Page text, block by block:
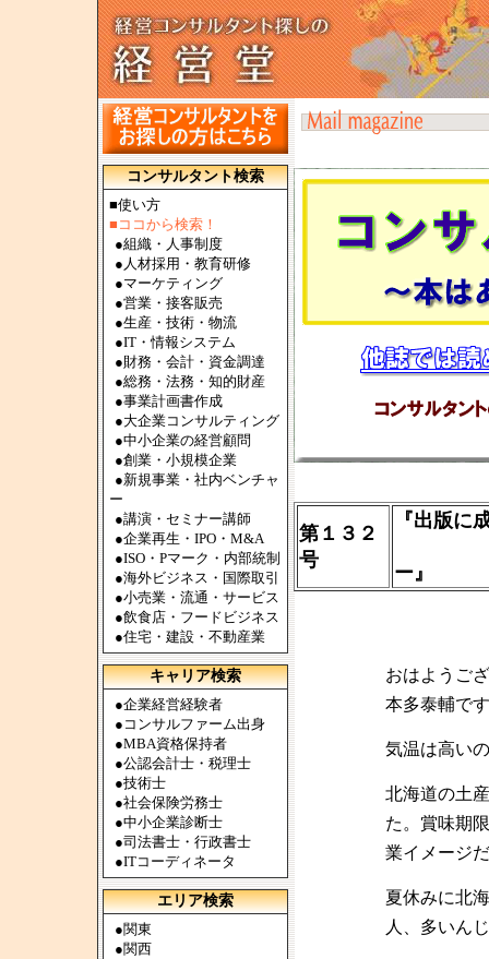
コンサルタント検索
■使い方
■ココから検索！
●組織・人事制度
● 人材採用・教育研修
●マーケティング
●営業・接客販売
●生産・技術・物流
●IT・情報システム
●財務・会計・資金調達
●総務・法務・知的財産
●事業計画書作成
●大企業コンサルティング
●中小企業の経営顧問
●創業・小規模企業
●新規事業・社内ベンチャ
ー
●講演・セミナー講師
●企業再生・IPO・M&A
●ISO・Pマーク・内部統制
●海外ビジネス・国際取引
●小売業・流通・サービス
●飲食店・フードビジネス
●住宅・建設・不動産業
キャリア検索
●企業経営経験者
● コンサルファーム出身
●MBA資格保持者
●公認会計士・税理士
●技術士
●社会保険労務士
●中小企業診断士
●司法書士・行政書士
●ITコーディネータ
エリア検索
●関東
●関西
第１３２
号
『出版に
ー』
おはようご
本多泰輔で
気温は高い
北海道の土
た。賞味期
業イメージ
夏休みに北
人、多いん